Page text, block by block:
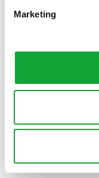
Marketing